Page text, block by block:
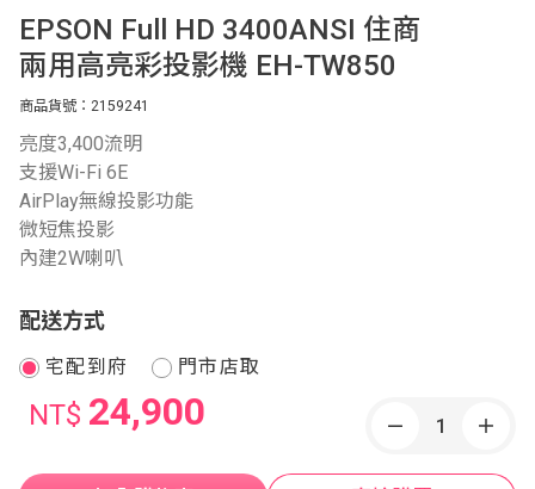
EPSON Full HD 3400ANSI 住商
兩用高亮彩投影機 EH-TW850
商品貨號：2159241
亮度3,400流明
支援Wi-Fi 6E
AirPlay無線投影功能
微短焦投影
內建2W喇叭
配送方式
宅配到府 門市店取
NT$ 24,900